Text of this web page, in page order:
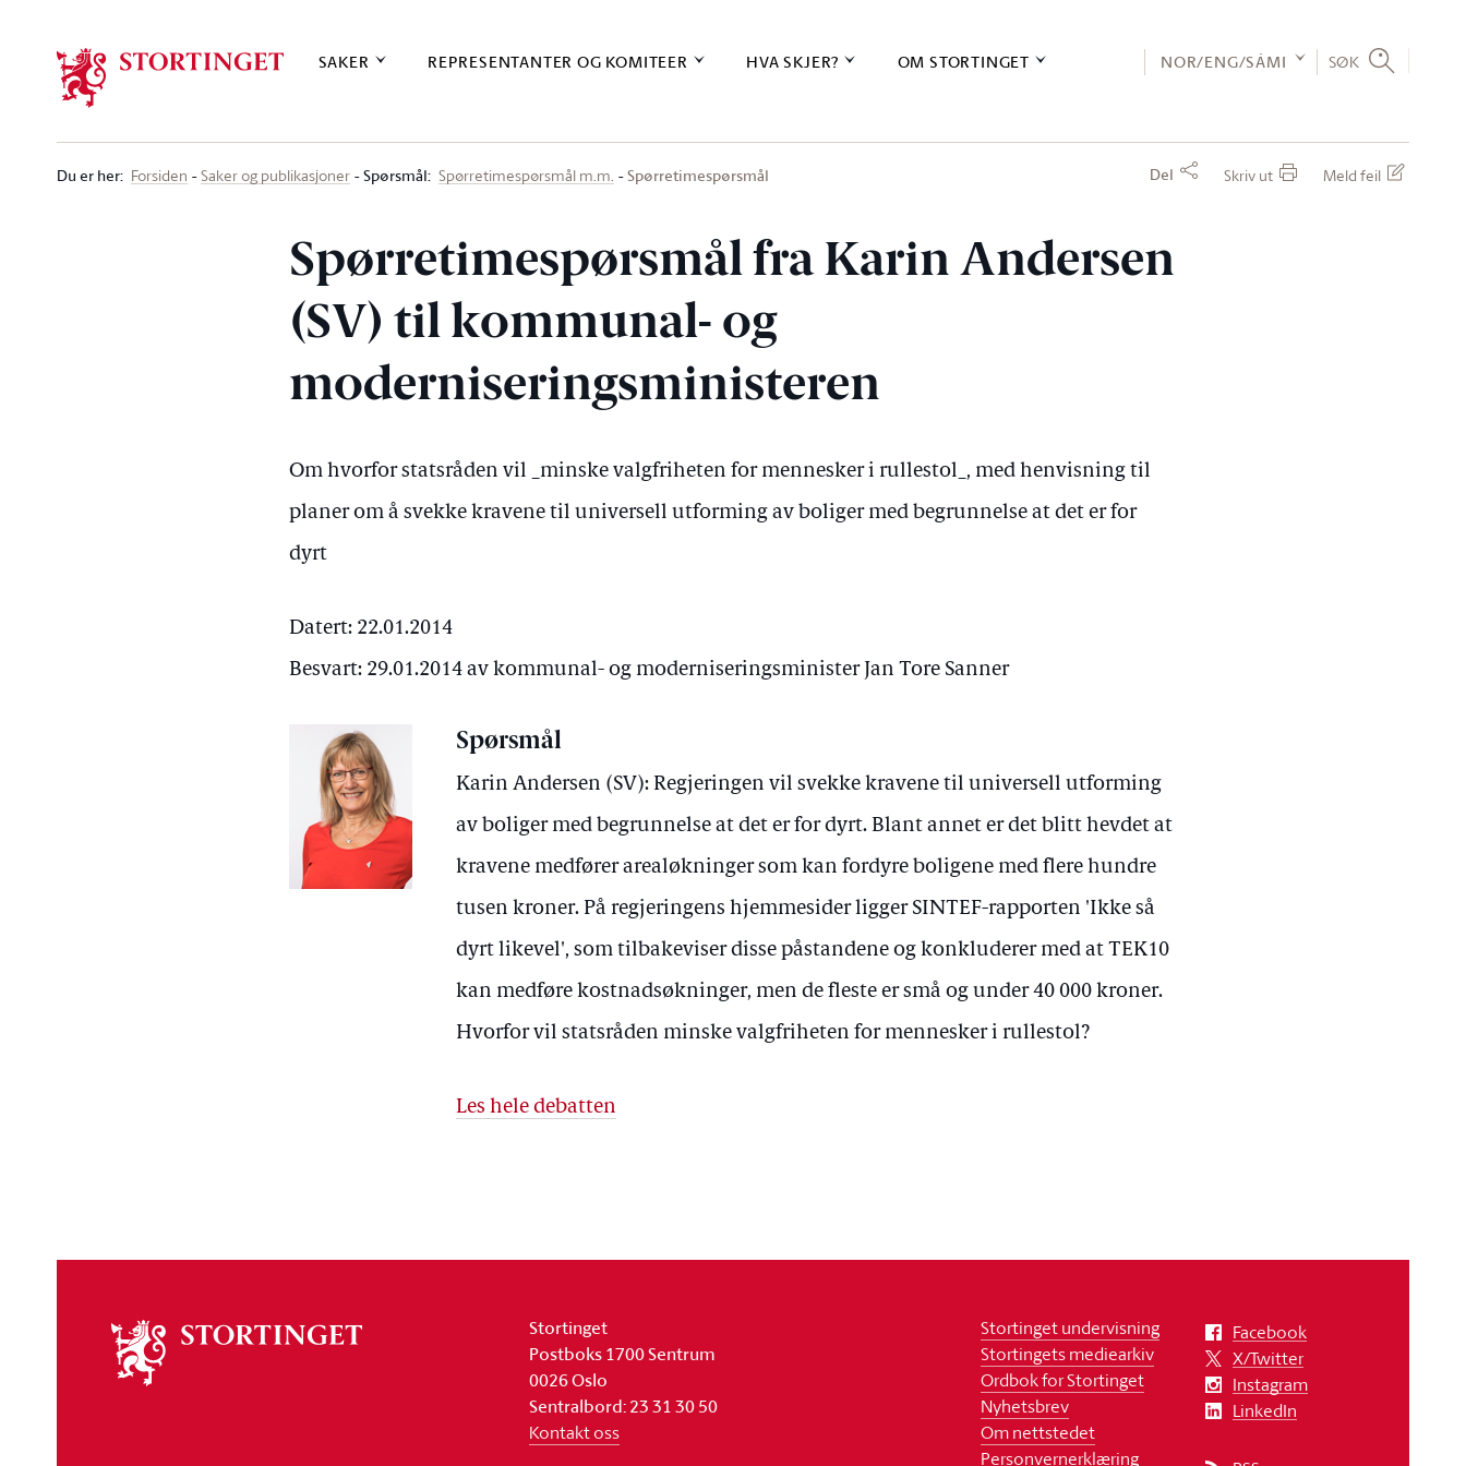
SAKER REPRESENTANTER OG KOMITEER HVA SKJER? OM STORTINGET NOR/ENG/SÁMI SØK
Du er her: Forsiden Saker og publikasjoner Spørsmål: Spørretimespørsmål m.m. Spørretimespørsmål Del Skriv ut Meld feil
Spørretimespørsmål fra Karin Andersen
(SV) til kommunal- og
moderniseringsministeren
Om hvorfor statsråden vil _minske valgfriheten for mennesker i rullestol_, med henvisning til
planer om å svekke kravene til universell utforming av boliger med begrunnelse at det er for
dyrt
Datert: 22.01.2014
Besvart: 29.01.2014 av kommunal- og moderniseringsminister Jan Tore Sanner
Spørsmål
Karin Andersen (SV): Regjeringen vil svekke kravene til universell utforming
av boliger med begrunnelse at det er for dyrt. Blant annet er det blitt hevdet at
kravene medfører arealøkninger som kan fordyre boligene med flere hundre
tusen kroner. På regjeringens hjemmesider ligger SINTEF-rapporten 'Ikke så
dyrt likevel', som tilbakeviser disse påstandene og konkluderer med at TEK10
kan medføre kostnadsøkninger, men de fleste er små og under 40 000 kroner.
Hvorfor vil statsråden minske valgfriheten for mennesker i rullestol?
Les hele debatten
stortinget
Stortinget
Postboks 1700 Sentrum
0026 Oslo
Sentralbord: 23 31 30 50
Kontakt oss
Stortinget undervisning
Stortingets mediearkiv
Ordbok for Stortinget
Nyhetsbrev
Om nettstedet
Personvernerklæring
Facebook
X/Twitter
Instagram
LinkedIn